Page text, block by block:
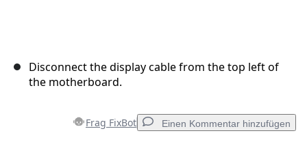
Disconnect the display cable from the top left of
the motherboard.
Frag FixBot Einen Kommentar hinzufügen